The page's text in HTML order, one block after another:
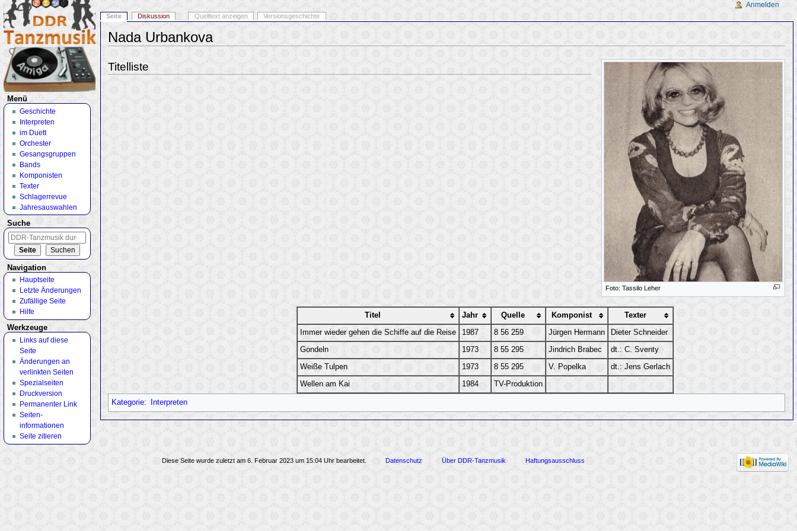
Nada Urbankova
Foto: Tassilo Leher
Titelliste
Titel Jahr Quelle Komponist Texter
Immer wieder gehen die Schiffe auf die Reise 1987 8 56 259 Jürgen Hermann Dieter Schneider
Gondeln 1973 8 55 295 Jindrich Brabec dt.: C. Sventy
Weiße Tulpen 1973 8 55 295 V. Popelka dt.: Jens Gerlach
Wellen am Kai 1984 TV-Produktion
Kategorie: Interpreten
Seite Diskussion Quelltext anzeigen Versionsgeschichte
Anmelden
Menü
Geschichte
Interpreten
im Duett
Orchester
Gesangsgruppen
Bands
Komponisten
Texter
Schlagerrevue
Jahresauswahlen
Suche
Navigation
Hauptseite
Letzte Änderungen
Zufällige Seite
Hilfe
Werkzeuge
Links auf diese
Seite
Änderungen an
verlinkten Seiten
Spezialseiten
Druckversion
Permanenter Link
Seiten­
informationen
Seite zitieren
Diese Seite wurde zuletzt am 6. Februar 2023 um 15:04 Uhr bearbeitet. Datenschutz Über DDR-Tanzmusik Haftungsausschluss